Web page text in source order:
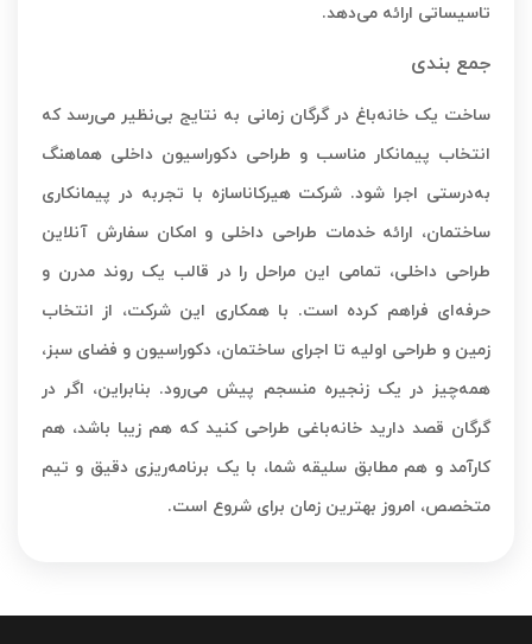
تاسیساتی ارائه می‌دهد.
جمع بندی
ساخت یک خانه‌باغ در گرگان زمانی به نتایج بی‌نظیر می‌رسد که
انتخاب پیمانکار مناسب و طراحی دکوراسیون داخلی هماهنگ
به‌درستی اجرا شود. شرکت هیرکاناسازه با تجربه در پیمانکاری
ساختمان، ارائه خدمات طراحی داخلی و امکان سفارش آنلاین
طراحی داخلی، تمامی این مراحل را در قالب یک روند مدرن و
حرفه‌ای فراهم کرده است. با همکاری این شرکت، از انتخاب
زمین و طراحی اولیه تا اجرای ساختمان، دکوراسیون و فضای سبز،
همه‌چیز در یک زنجیره منسجم پیش می‌رود. بنابراین، اگر در
گرگان قصد دارید خانه‌باغی طراحی کنید که هم زیبا باشد، هم
کارآمد و هم مطابق سلیقه شما، با یک برنامه‌ریزی دقیق و تیم
متخصص، امروز بهترین زمان برای شروع است.